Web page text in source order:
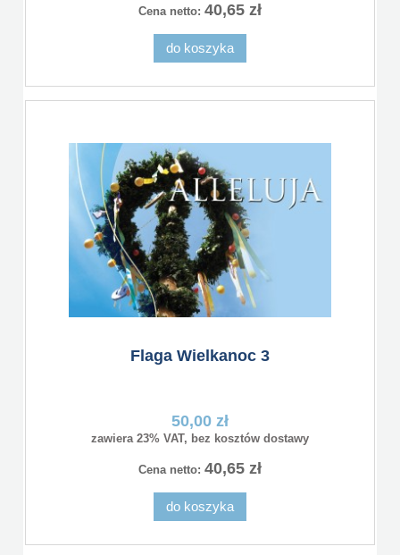
Cena netto: 40,65 zł
do koszyka
Flaga Wielkanoc 3
50,00 zł
zawiera 23% VAT, bez kosztów dostawy
Cena netto: 40,65 zł
do koszyka